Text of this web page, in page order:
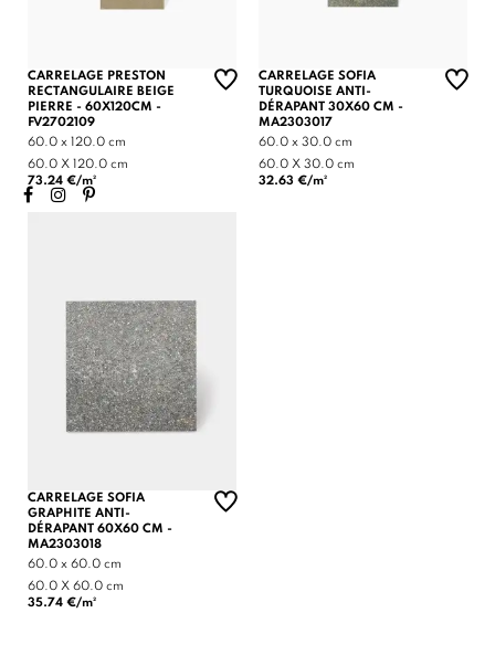
CARRELAGE PRESTON
RECTANGULAIRE BEIGE
PIERRE - 60X120CM -
FV2702109
60.0 x 120.0 cm
60.0 X 120.0 cm
73.24 €/m²
CARRELAGE SOFIA
TURQUOISE ANTI-
DÉRAPANT 30X60 CM -
MA2303017
60.0 x 30.0 cm
60.0 X 30.0 cm
32.63 €/m²
CARRELAGE SOFIA
GRAPHITE ANTI-
DÉRAPANT 60X60 CM -
MA2303018
60.0 x 60.0 cm
60.0 X 60.0 cm
35.74 €/m²